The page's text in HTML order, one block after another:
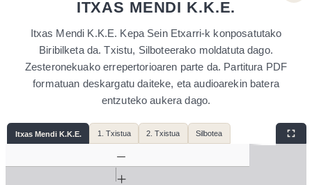
ITXAS MENDI K.K.E.
Itxas Mendi K.K.E. Kepa Sein Etxarri-k konposatutako
Biribilketa da. Txistu, Silboteerako moldatuta dago.
Zesteronekuako errepertorioaren parte da. Partitura PDF
formatuan deskargatu daiteke, eta audioarekin batera
entzuteko aukera dago.
Itxas Mendi K.K.E. 1. Txistua 2. Txistua Silbotea